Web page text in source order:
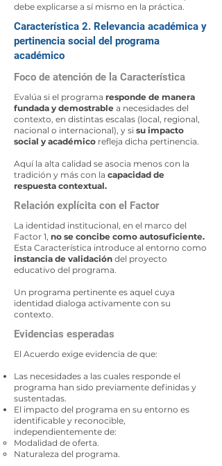
debe explicarse a sí mismo en la práctica.
Característica 2. Relevancia académica y
pertinencia social del programa
académico
Foco de atención de la Característica
Evalúa si el programa responde de manera
fundada y demostrable a necesidades del
contexto, en distintas escalas (local, regional,
nacional o internacional), y si su impacto
social y académico refleja dicha pertinencia.
Aquí la alta calidad se asocia menos con la
tradición y más con la capacidad de
respuesta contextual.
Relación explícita con el Factor
La identidad institucional, en el marco del
Factor 1, no se concibe como autosuficiente.
Esta Característica introduce al entorno como
instancia de validación del proyecto
educativo del programa.
Un programa pertinente es aquel cuya
identidad dialoga activamente con su
contexto.
Evidencias esperadas
El Acuerdo exige evidencia de que:
Las necesidades a las cuales responde el
programa han sido previamente definidas y
sustentadas.
El impacto del programa en su entorno es
identificable y reconocible,
independientemente de:
Modalidad de oferta.
Naturaleza del programa.